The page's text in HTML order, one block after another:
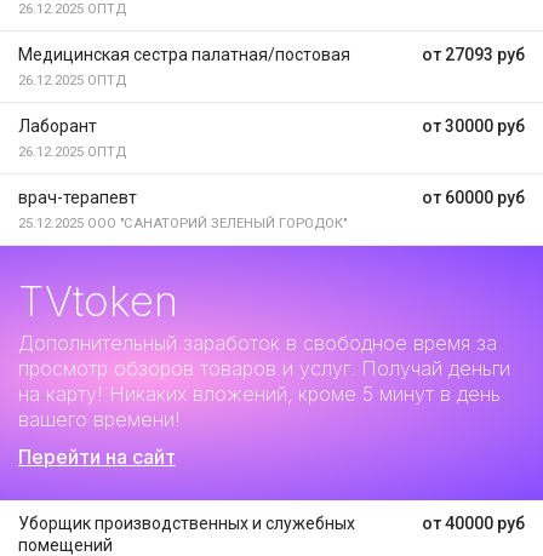
26.12.2025 ОПТД
от 27093 руб
Медицинская сестра палатная/постовая
26.12.2025 ОПТД
от 30000 руб
Лаборант
26.12.2025 ОПТД
от 60000 руб
врач-терапевт
25.12.2025 ООО "САНАТОРИЙ ЗЕЛЕНЫЙ ГОРОДОК"
TVtoken
Дополнительный заработок в свободное время за
просмотр обзоров товаров и услуг. Получай деньги
на карту! Никаких вложений, кроме 5 минут в день
вашего времени!
Перейти на сайт
от 40000 руб
Уборщик производственных и служебных
помещений